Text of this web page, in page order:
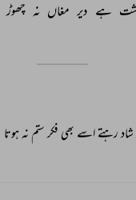
ہے دیر مغاں نہ چھوڑ
رہتے اسے بھی فکر ستم نہ ہوتا